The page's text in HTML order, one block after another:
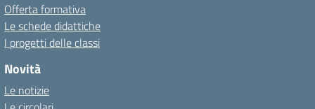
Offerta formativa
Le schede didattiche
I progetti delle classi
Novità
Le notizie